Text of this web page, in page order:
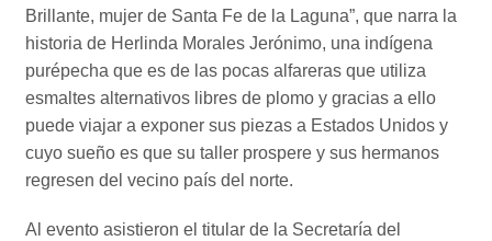
Brillante, mujer de Santa Fe de la Laguna”, que narra la
historia de Herlinda Morales Jerónimo, una indígena
purépecha que es de las pocas alfareras que utiliza
esmaltes alternativos libres de plomo y gracias a ello
puede viajar a exponer sus piezas a Estados Unidos y
cuyo sueño es que su taller prospere y sus hermanos
regresen del vecino país del norte.
Al evento asistieron el titular de la Secretaría del